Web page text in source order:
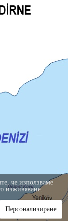
че използваме
изживяване.
Персонализиране